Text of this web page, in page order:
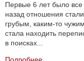
Первые 6 лет было все
назад отношения
грубым, каким-то
стала находить
в поисках...